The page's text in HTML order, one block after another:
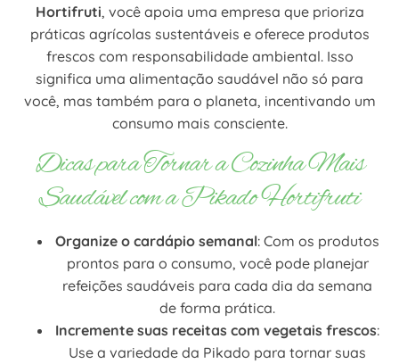
Hortifruti, você apoia uma empresa que prioriza
práticas agrícolas sustentáveis e oferece produtos
frescos com responsabilidade ambiental. Isso
significa uma alimentação saudável não só para
você, mas também para o planeta, incentivando um
consumo mais consciente.
Dicas para Tornar a Cozinha Mais
Saudável com a Pikado Hortifruti
Organize o cardápio semanal: Com os produtos
prontos para o consumo, você pode planejar
refeições saudáveis para cada dia da semana
de forma prática.
Incremente suas receitas com vegetais frescos:
Use a variedade da Pikado para tornar suas